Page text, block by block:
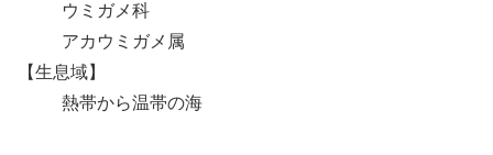
ウミガメ科
アカウミガメ属
【生息域】
熱帯から温帯の海